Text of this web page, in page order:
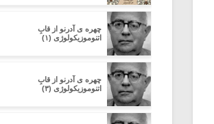
چهره ی آدرنو از قابِ
اتنوموزیکولوژی (۱)
چهره ی آدرنو از قابِ
اتنوموزیکولوژی (۳)